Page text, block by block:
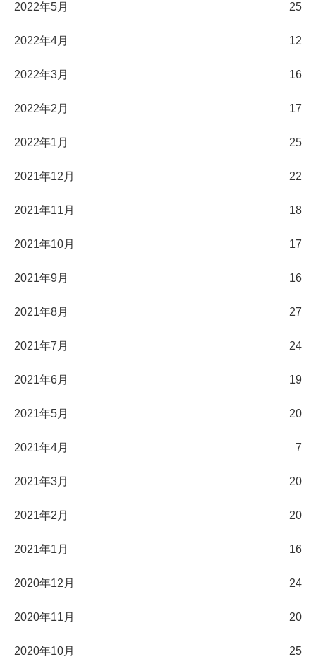
2022年5月 25
2022年4月 12
2022年3月 16
2022年2月 17
2022年1月 25
2021年12月 22
2021年11月 18
2021年10月 17
2021年9月 16
2021年8月 27
2021年7月 24
2021年6月 19
2021年5月 20
2021年4月 7
2021年3月 20
2021年2月 20
2021年1月 16
2020年12月 24
2020年11月 20
2020年10月 25